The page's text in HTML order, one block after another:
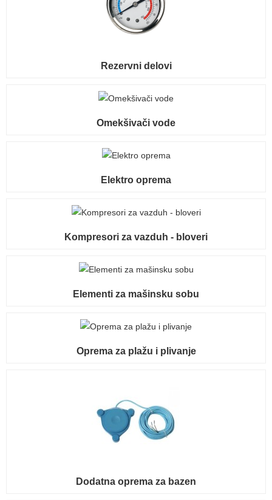
Rezervni delovi
Omekšivači vode
Elektro oprema
Kompresori za vazduh - bloveri
Elementi za mašinsku sobu
Oprema za plažu i plivanje
Dodatna oprema za bazen